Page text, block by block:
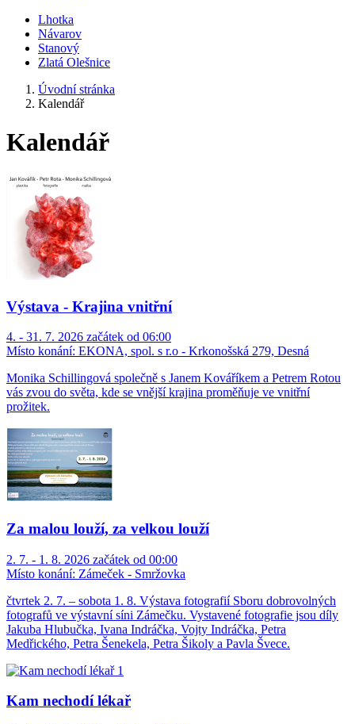
Lhotka
Návarov
Stanový
Zlatá Olešnice
Úvodní stránka
Kalendář
Kalendář
Výstava - Krajina vnitřní
4. - 31. 7. 2026 začátek od 06:00
Místo konání: EKONA, spol. s r.o - Krkonošská 279, Desná
Monika Schillingová společně s Janem Kováříkem a Petrem Rotou
vás zvou do světa, kde se vnější krajina proměňuje ve vnitřní
prožitek.
Za malou louží, za velkou louží
2. 7. - 1. 8. 2026 začátek od 00:00
Místo konání: Zámeček - Smržovka
čtvrtek 2. 7. – sobota 1. 8. Výstava fotografií Sboru dobrovolných
fotografů ve výstavní síni Zámečku. Vystavené fotografie jsou díly
Jakuba Hlubučka, Ivana Indráčka, Vojty Indráčka, Petra
Medřického, Petra Šenekela, Petra Šikoly a Pavla Švece.
Kam nechodí lékař